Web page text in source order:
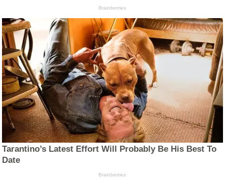
Brainberries
Tarantino’s Latest Effort Will Probably Be His Best To
Date
Brainberries